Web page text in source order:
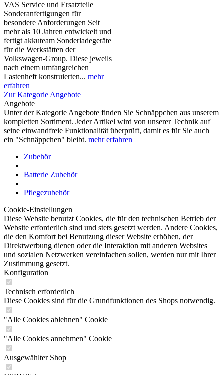
VAS Service und Ersatzteile
Sonderanfertigungen für
besondere Anforderungen Seit
mehr als 10 Jahren entwickelt und
fertigt akkuteam Sonderladegeräte
für die Werkstätten der
Volkswagen-Group. Diese jeweils
nach einem umfangreichen
Lastenheft konstruierten... mehr
erfahren
Zur Kategorie Angebote
Angebote
Unter der Kategorie Angebote finden Sie Schnäppchen aus unserem
kompletten Sortiment. Jeder Artikel wird von unserer Technik auf
seine einwandfreie Funktionalität überprüft, damit es für Sie auch
ein "Schnäppchen" bleibt. mehr erfahren
Zubehör
Batterie Zubehör
Pflegezubehör
Cookie-Einstellungen
Diese Website benutzt Cookies, die für den technischen Betrieb der
Website erforderlich sind und stets gesetzt werden. Andere Cookies,
die den Komfort bei Benutzung dieser Website erhöhen, der
Direktwerbung dienen oder die Interaktion mit anderen Websites
und sozialen Netzwerken vereinfachen sollen, werden nur mit Ihrer
Zustimmung gesetzt.
Konfiguration
Technisch erforderlich
Diese Cookies sind für die Grundfunktionen des Shops notwendig.
"Alle Cookies ablehnen" Cookie
"Alle Cookies annehmen" Cookie
Ausgewählter Shop